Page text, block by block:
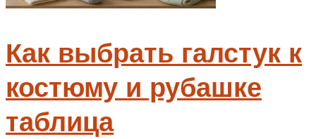
Как выбрать галстук к
костюму и рубашке
таблица